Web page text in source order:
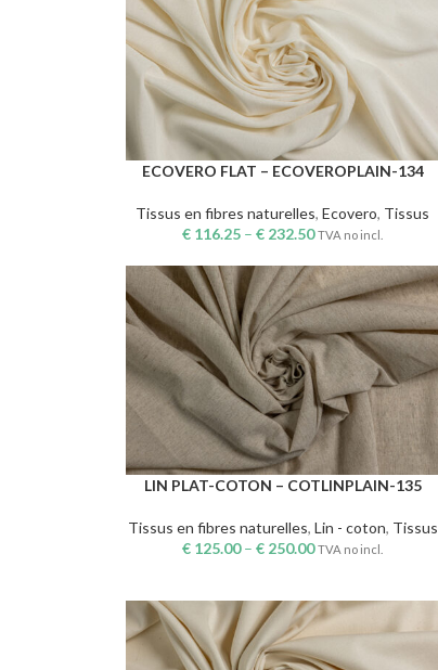
CHOIX DES OPTIONS
ECOVERO FLAT – ECOVEROPLAIN-134
Tissus en fibres naturelles,Ecovero, Tissus
€ 116.25 –€ 232.50 TVA no incl.
CHOIX DES OPTIONS
LIN PLAT-COTON – COTLINPLAIN-135
Tissus en fibres naturelles, Lin - coton, Tissus
€ 125.00–€ 250.00 TVA no incl.